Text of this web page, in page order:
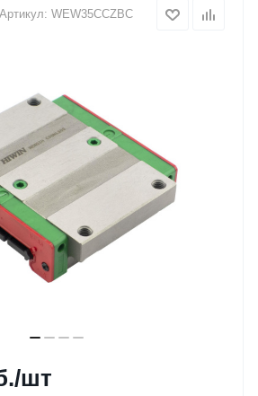
Артикул: WEW35CCZBC
/шт